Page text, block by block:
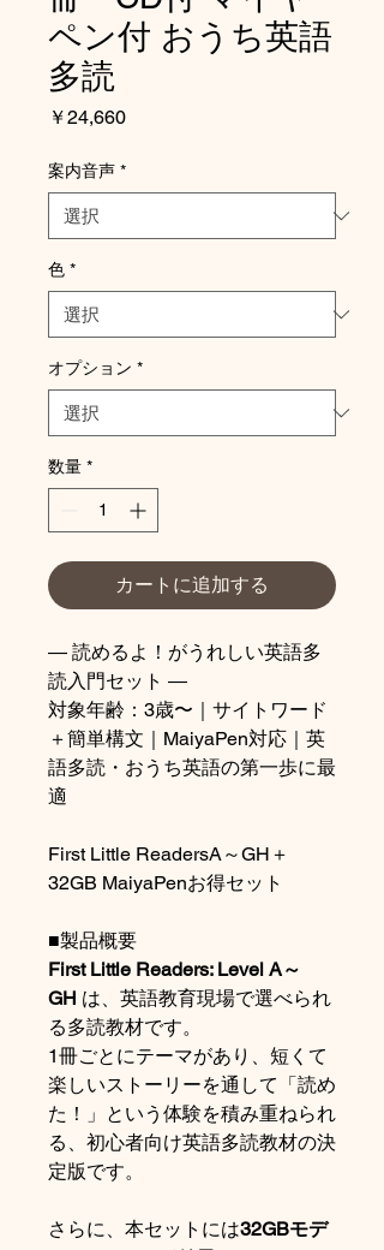
ペン付 おうち英語
多読
￥24,660価
案内音声 *
色 *
オプション *
数量 *
カートに追加する
― 読めるよ！がうれしい英語多
読入門セット ―
対象年齢：3歳〜｜サイトワード
＋簡単構文｜MaiyaPen対応｜英
語多読・おうち英語の第一歩に最
適
First Little ReadersA～GH＋
32GB MaiyaPenお得セット
■製品概要
First Little Readers: Level A～
GH は、英語教育現場で選べられ
る多読教材です。
1冊ごとにテーマがあり、短くて
楽しいストーリーを通して「読め
た！」という体験を積み重ねられ
る、初心者向け英語多読教材の決
定版です。
さらに、本セットには32GBモデ